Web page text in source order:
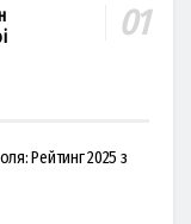
Рейтинг 2025 з